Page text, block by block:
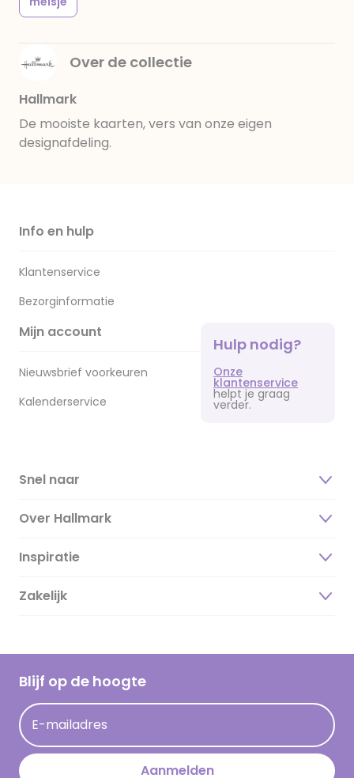
Over de collectie
Hallmark
De mooiste kaarten, vers van onze eigen
designafdeling.
Info en hulp
Klantenservice
Bezorginformatie
Mijn account
Nieuwsbrief voorkeuren
Kalenderservice
Hulp nodig?
Onze
klantenservice
helpt je graag
verder.
Snel naar
Over Hallmark
Over ons
Duurzaamheid
Hallmark Kaartclub
Acties
Persberichten
Hallmark en Kinderpostzegels
Inspiratie
Magazine
Cadeau inspiratie
Kaartinspiratie
Zakelijk
Blijf op de hoogte
E-mailadres
Aanmelden